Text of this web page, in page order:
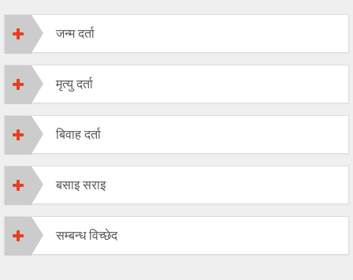
जन्म दर्ता
मृत्यु दर्ता
बिवाह दर्ता
बसाइ सराइ
सम्बन्ध विच्छेद